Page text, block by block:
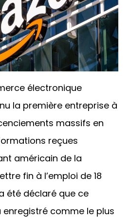
électronique
la première entreprise à
massifs en
reçues
américain de la
fin à l’emploi de 18
été déclaré que ce
comme le plus